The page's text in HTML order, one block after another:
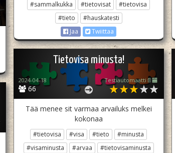
#sammalkukka #tietovisat
#tietovisa
#tieto
#hauskatesti
Jaa
Twiittaa
Tietovisa minusta!
66
2024-04-18 Testiautomaatti📄🏧
Tää menee sit varmaa arvailuks melkei
kokonaa
#tietovisa #visa #tieto
#minusta
#visaminusta
#arvaa
#tietovisaminusta